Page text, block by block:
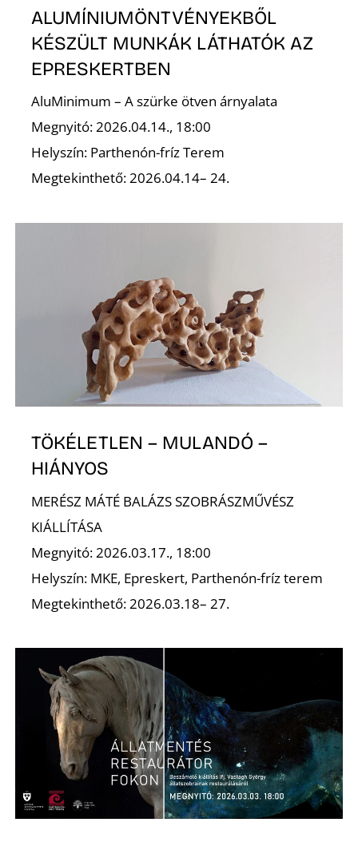
ALUMÍNIUMÖNTVÉNYEKBŐL
KÉSZÜLT MUNKÁK LÁTHATÓK AZ
EPRESKERTBEN
AluMinimum – A szürke ötven árnyalata
Megnyitó: 2026.04.14., 18:00
Helyszín: Parthenón-fríz Terem
Megtekinthető: 2026.04.14– 24.
TÖKÉLETLEN – MULANDÓ –
HIÁNYOS
MERÉSZ MÁTÉ BALÁZS SZOBRÁSZMŰVÉSZ
KIÁLLÍTÁSA
Megnyitó: 2026.03.17., 18:00
Helyszín: MKE, Epreskert, Parthenón-fríz terem
Megtekinthető: 2026.03.18– 27.